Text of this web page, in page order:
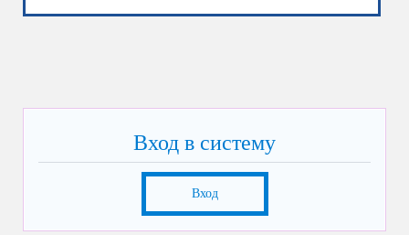
Вход в систему
Вход